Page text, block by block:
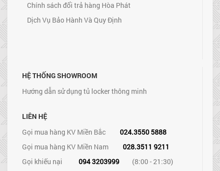
Chính sách đổi trả hàng Hòa Phát
Dịch Vụ Bảo Hành Và Quy Định
HỆ THỐNG SHOWROOM
Hướng dẫn sử dụng tủ locker thông minh
LIÊN HỆ
Gọi mua hàng KV Miền Bắc
024.3550 5888
Gọi mua hàng KV Miền Nam
028.3511 9211
Gọi khiếu nại
094 3203999
(8:00 - 21:30)